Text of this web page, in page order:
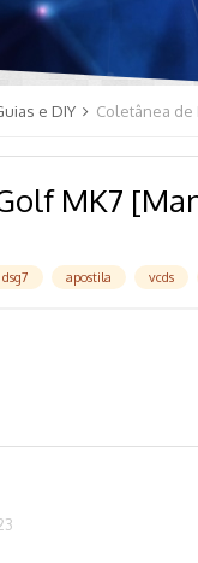
e DIY
MK7
dsg7 apostila vcds